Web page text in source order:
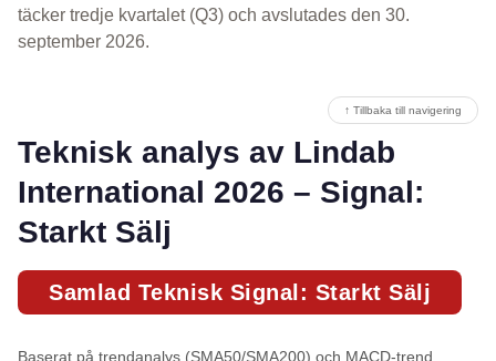
täcker tredje kvartalet (Q3) och avslutades den 30.
september 2026.
↑ Tillbaka till navigering
Teknisk analys av Lindab
International 2026 – Signal:
Starkt Sälj
Samlad Teknisk Signal: Starkt Sälj
Baserat på trendanalys (SMA50/SMA200) och MACD-trend